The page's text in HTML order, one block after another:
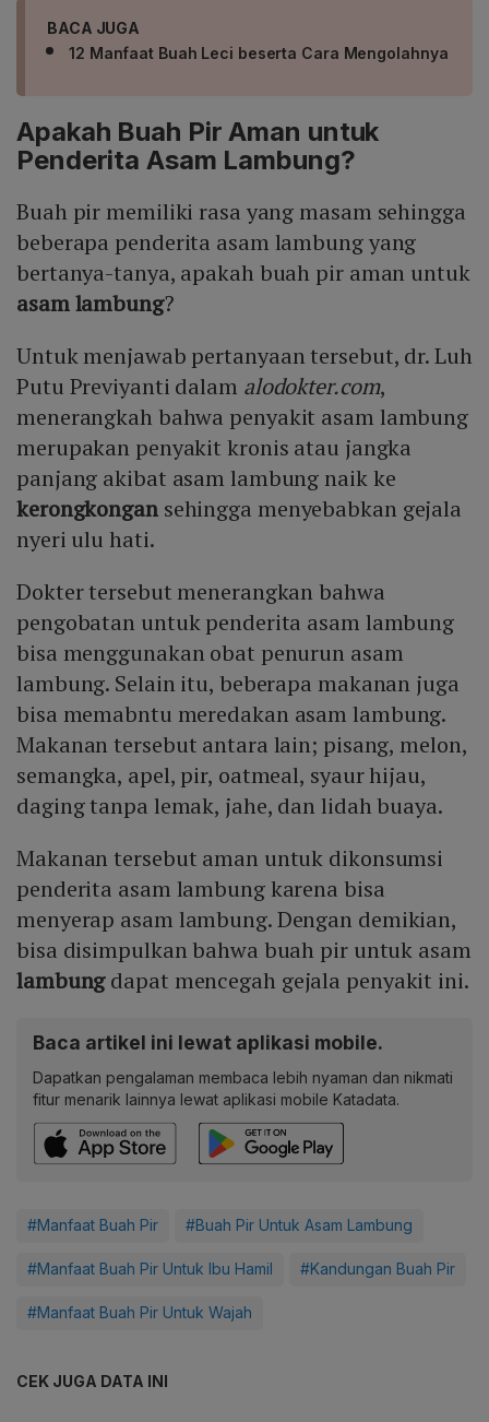
BACA JUGA
12 Manfaat Buah Leci beserta Cara Mengolahnya
Apakah Buah Pir Aman untuk
Penderita Asam Lambung?
Buah pir memiliki rasa yang masam sehingga
beberapa penderita asam lambung yang
bertanya-tanya, apakah buah pir aman untuk
asam lambung?
Untuk menjawab pertanyaan tersebut, dr. Luh
Putu Previyanti dalam alodokter.com,
menerangkah bahwa penyakit asam lambung
merupakan penyakit kronis atau jangka
panjang akibat asam lambung naik ke
kerongkongansehingga menyebabkan gejala
nyeri ulu hati.
Dokter tersebut menerangkan bahwa
pengobatan untuk penderita asam lambung
bisa menggunakan obat penurun asam
lambung. Selain itu, beberapa makanan juga
bisa memabntu meredakan asam lambung.
Makanan tersebut antara lain; pisang, melon,
semangka, apel, pir, oatmeal, syaur hijau,
daging tanpa lemak, jahe, dan lidah buaya.
Makanan tersebut aman untuk dikonsumsi
penderita asam lambung karena bisa
menyerap asam lambung. Dengan demikian,
bisa disimpulkan bahwa buah pir untuk asam
lambungdapat mencegah gejala penyakit ini.
Baca artikel ini lewat aplikasi mobile.
Dapatkan pengalaman membaca lebih nyaman dan nikmati
fitur menarik lainnya lewat aplikasi mobile Katadata.
#Manfaat Buah Pir #Buah Pir Untuk Asam Lambung
#Manfaat Buah Pir Untuk Ibu Hamil #Kandungan Buah Pir
#Manfaat Buah Pir Untuk Wajah
CEK JUGA DATA INI